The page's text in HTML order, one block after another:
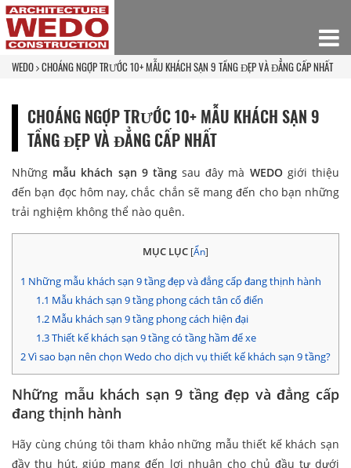
WEDO CHOÁNG NGỢP TRƯỚC 10+ MẪU KHÁCH SẠN 9 TẦNG ĐẸP VÀ ĐẲNG CẤP NHẤT
CHOÁNG NGỢP TRƯỚC 10+ MẪU KHÁCH SẠN 9
TẦNG ĐẸP VÀ ĐẲNG CẤP NHẤT
Những mẫu khách sạn 9 tầngsau đây mà WEDOgiới thiệu
đến bạn đọc hôm nay, chắc chắn sẽ mang đến cho bạn những
trải nghiệm không thể nào quên.
MỤC LỤC [Ẩn]
1 Những mẫu khách sạn 9 tầng đẹp và đẳng cấp đang thịnh hành
1.1 Mẫu khách sạn 9 tầng phong cách tân cổ điển
1.2Mẫu khách sạn 9 tầng phong cách hiện đại
1.3Thiết kế khách sạn 9 tầng có tầng hầm để xe
2Vì sao bạn nên chọn Wedo cho dịch vụ thiết kế khách sạn 9 tầng?
Những mẫu khách sạn 9 tầng đẹp và đẳng cấp
đang thịnh hành
Hãy cùng chúng tôi tham khảo những mẫu thiết kế khách sạn
đầy thu hút, giúp mang đến lợi nhuận cho chủ đầu tư dưới